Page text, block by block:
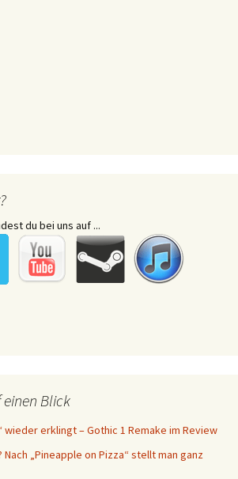
du bei uns auf ...
Blick
wieder erklingt – Gothic 1 Remake im Review
Nach „Pineapple on Pizza“ stellt man ganz